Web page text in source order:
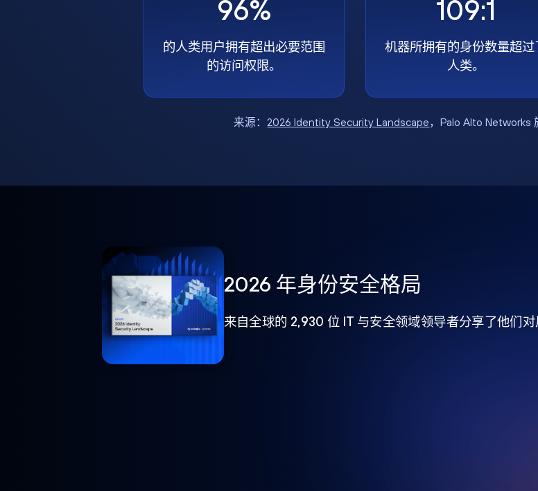
96%
的人类用户拥有超出必要范围
的访问权限。
109:1
机器所拥有的身份数量超过
人类。
来源： 2026 Identity Security Landscape，Palo Alto Networks
2026 年身份安全格局
来自全球的 2,930 位 IT 与安全领域领导者分享了他们对